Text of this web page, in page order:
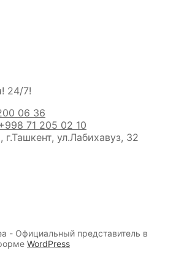
24/7!
06 36
71 205 02 10
г.Ташкент, ул.Лабихавуз, 32
- Официальный представитель в
WordPress